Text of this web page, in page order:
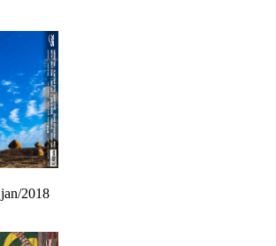
jan/2018